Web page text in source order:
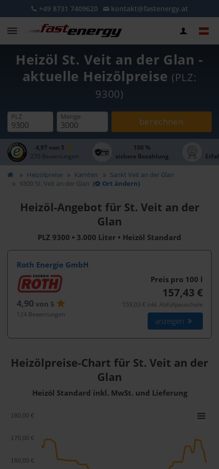
+49 8731 7409620 kontakt@fastenergy.at
Heizöl St. Veit an der Glan -
aktuelle Heizölpreise (PLZ:
9300)
PLZ Menge berechnen
4,97 von 5
270 Bewertungen
100 %
sichere Bezahlung
Heizölpreise Kärnten
Sankt Veit an der Glan
9300 St. Veit an der Glan ( Ort ändern)
Heizöl-Angebot für St. Veit an der
Glan
PLZ 9300 • 3.000 Liter • Heizöl Standard
Roth Energie GmbH
4,90 von 5
124 Bewertungen
Preis pro 100 l
157,43 €
159,03 € inkl. Abfüllpauschale
anzeigen
Heizölpreise-Chart für St. Veit an der
Glan
Heizöl Standard inkl. MwSt. und Lieferung
160,00 €
170,00 €
180,00 €